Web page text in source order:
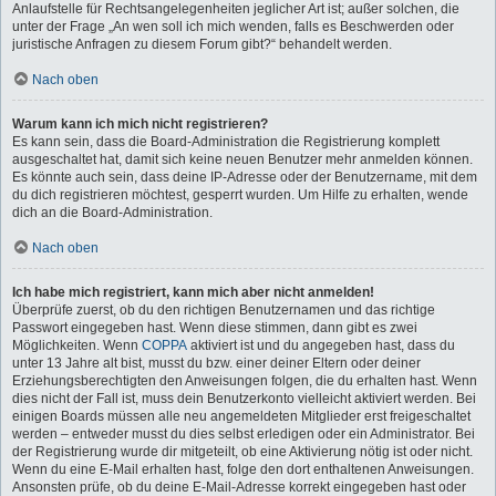
Anlaufstelle für Rechtsangelegenheiten jeglicher Art ist; außer solchen, die
unter der Frage „An wen soll ich mich wenden, falls es Beschwerden oder
juristische Anfragen zu diesem Forum gibt?“ behandelt werden.
Nach oben
Warum kann ich mich nicht registrieren?
Es kann sein, dass die Board-Administration die Registrierung komplett
ausgeschaltet hat, damit sich keine neuen Benutzer mehr anmelden können.
Es könnte auch sein, dass deine IP-Adresse oder der Benutzername, mit dem
du dich registrieren möchtest, gesperrt wurden. Um Hilfe zu erhalten, wende
dich an die Board-Administration.
Nach oben
Ich habe mich registriert, kann mich aber nicht anmelden!
Überprüfe zuerst, ob du den richtigen Benutzernamen und das richtige
Passwort eingegeben hast. Wenn diese stimmen, dann gibt es zwei
Möglichkeiten. Wenn COPPA aktiviert ist und du angegeben hast, dass du
unter 13 Jahre alt bist, musst du bzw. einer deiner Eltern oder deiner
Erziehungsberechtigten den Anweisungen folgen, die du erhalten hast. Wenn
dies nicht der Fall ist, muss dein Benutzerkonto vielleicht aktiviert werden. Bei
einigen Boards müssen alle neu angemeldeten Mitglieder erst freigeschaltet
werden – entweder musst du dies selbst erledigen oder ein Administrator. Bei
der Registrierung wurde dir mitgeteilt, ob eine Aktivierung nötig ist oder nicht.
Wenn du eine E-Mail erhalten hast, folge den dort enthaltenen Anweisungen.
Ansonsten prüfe, ob du deine E-Mail-Adresse korrekt eingegeben hast oder